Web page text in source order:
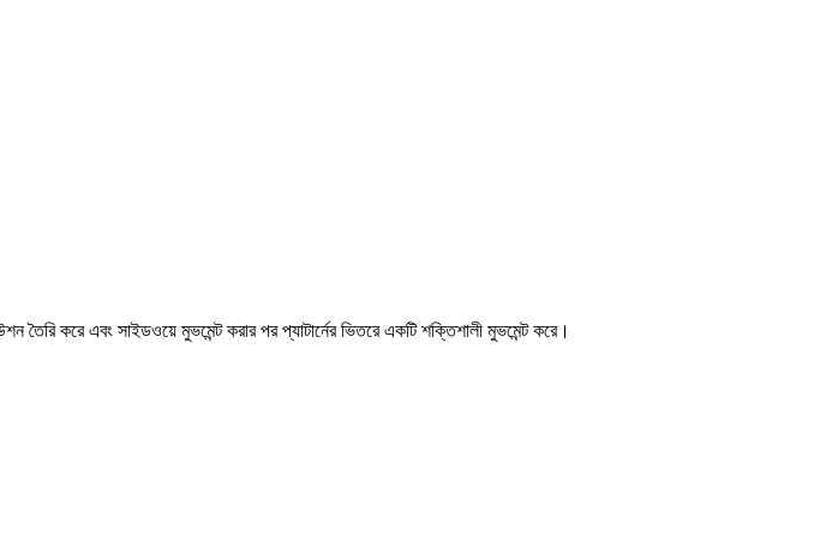
তৈরি করে এবং সাইডওয়ে মুভমেন্ট করার পর প্যাটার্নের ভিতরে একটি শক্তিশালী মুভমেন্ট করে।